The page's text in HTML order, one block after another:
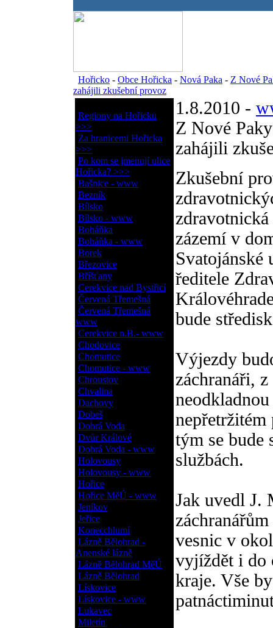
Hořicko - Obce Hořicka - Nová Paka - Z Nové
zahájili zkušební provoz
Regiony na Hořicku
>>>
Za hranicemi Hořicka
>>>
Po kom se jmenují ulice
Hořicka? >>>
Bašnice - www
Bezník
Bílsko
Bílsko - www
Boháňka
Boháňka - www
Borek
Březovice
Bříšťany
Cerekvice nad Bystřicí
Červená Třemešná
Červená Třemešná
www
Cerekvice n.B.- www
Chodovice
Chomutice
Chomutice - www
Chroustov
Chvalina
Dachovy
Dobeš
Dobrá Voda
Dvůr Králové
Dobrá Voda - www
Holovousy
Holovousy - www
Hořice
Hořice MěÚ - www
Jeníkov
Jeřice
Konecchlumí
Lázně Bělohrad -
Anenské lázně
Lázně Bělohrad MěÚ
Lázně Bělohrad
Lískovice
Lískovice - www
Lukavec
Miletín
1.8.2010 -
Z Nové
zahájili
Zkušební
zázemí v
Svatojánské
ředitele
bude
Výjezdy
záchranáři,
tým se bude
službách.
Jak uvedl J.
vesnic v
vyjíždět i do
kraje. Vše